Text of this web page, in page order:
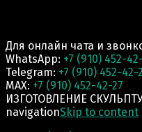
Для онлайн чата и
WhatsApp: +7 (910) 452-
Telegram: +7 (910) 452-42-
MAX: +7 (910) 452-42-27
ИЗГОТОВЛЕНИЕ
navigationSkip to content